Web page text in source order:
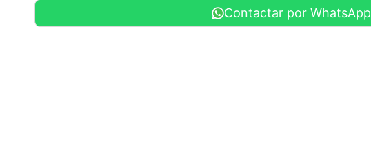
Contactar por WhatsApp